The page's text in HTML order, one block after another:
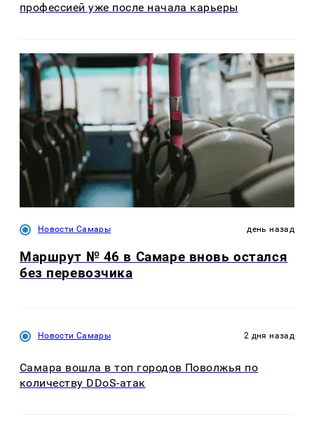
профессией уже после начала карьеры
Новости Самары день назад
Маршрут № 46 в Самаре вновь остался
без перевозчика
Новости Самары 2 дня назад
Самара вошла в топ городов Поволжья по
количеству DDoS-атак